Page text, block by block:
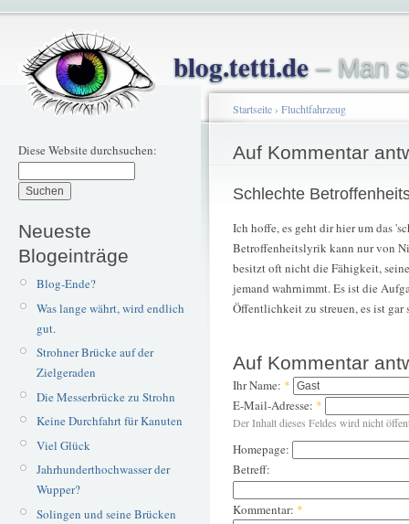
blog.tetti.de– Man
Diese Website durchsuchen:
Neueste
Blogeinträge
Blog-Ende?
Was lange währt, wird endlich
gut.
Strohner Brücke auf der
Zielgeraden
Die Messerbrücke zu Strohn
Keine Durchfahrt für Kanuten
Viel Glück
Jahrhunderthochwasser der
Wupper?
Solingen und seine Brücken
Startseite› Fluchtfahrzeug
Auf Kommentar
Schlechte
Ich hoffe, es geht dir hier um das
Betroffenheitslyrik kann nur von
besitzt oft nicht die Fähigkeit,
jemand wahrnimmt. Es ist die
Öffentlichkeit zu streuen, es ist gar
Auf Kommentar
Ihr Name: *
E-Mail-Adresse: *
Der Inhalt dieses Feldes wird nicht
Homepage:
Betreff:
Kommentar: *